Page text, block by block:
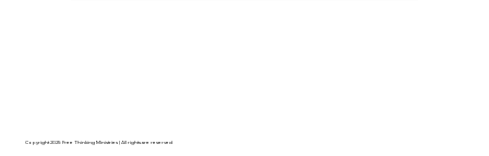
Copyright 2025 Free Thinking Ministries | All rights are reserved